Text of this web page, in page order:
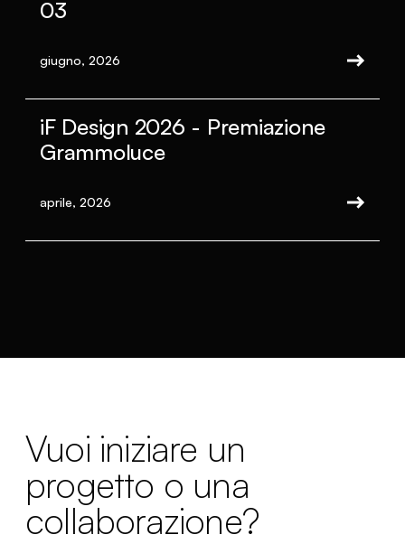
03
giugno, 2026
iF Design 2026 - Premiazione
Grammoluce
aprile, 2026
Vuoi iniziare un
progetto o una
collaborazione?